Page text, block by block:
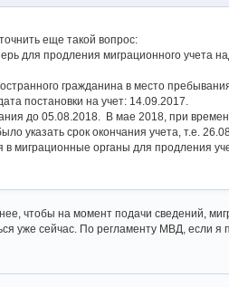
еще такой вопрос:
для продления миграционного учета
гражданина в место
постановки на учет: 14.09.2017.
до 05.08.2018. В мае 2018, при
указать срок окончания учета, т.е.
миграционные органы для продления
чтобы на момент подачи сведений,
уже сейчас. По регламенту МВД, если